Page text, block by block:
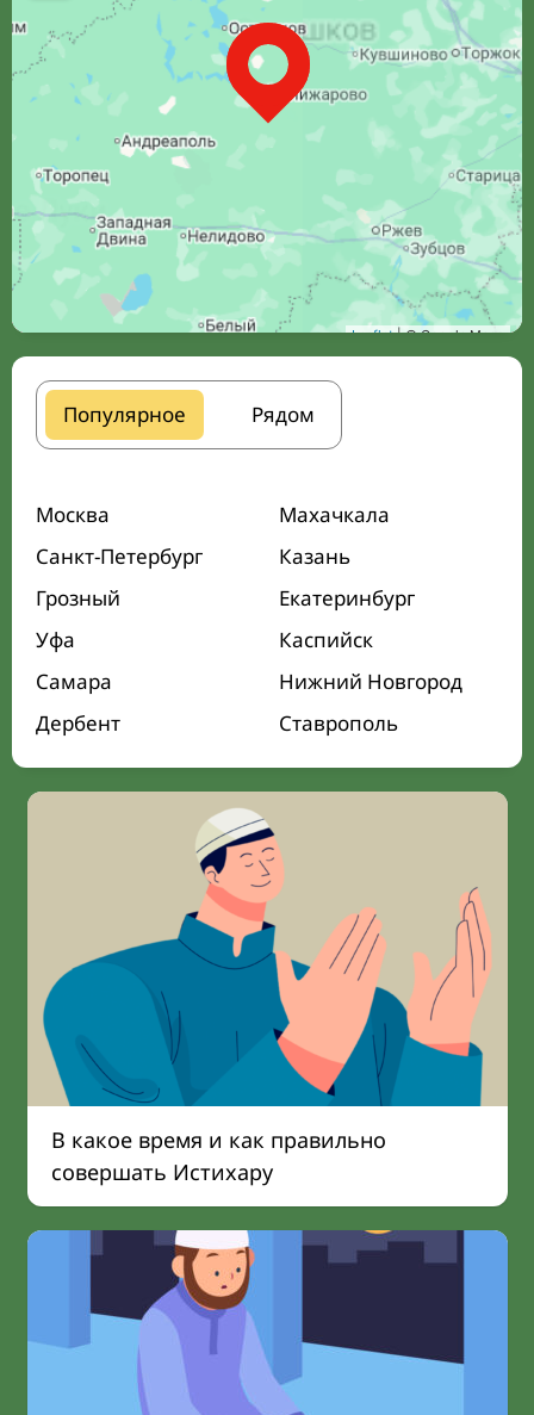
Leaflet| © Google Maps
Популярное Рядом
Москва
Махачкала
Санкт-Петербург
Казань
Грозный
Екатеринбург
Уфа
Каспийск
Самара
Нижний Новгород
Дербент
Ставрополь
В какое время и как правильно
совершать Истихару